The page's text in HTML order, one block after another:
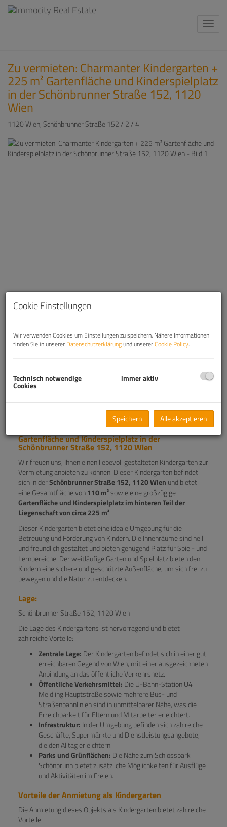
Zu vermieten: Charmanter Kindergarten +
225 m² Gartenfläche und Kinderspielplatz
in der Schönbrunner Straße 152, 1120
Wien
1120 Wien, Schönbrunner Straße 152 / 2 / 4
Zu vermieten: Charmanter Kindergarten + 225 m²
Gartenfläche und Kinderspielplatz in der
Schönbrunner Straße 152, 1120 Wien
Wir freuen uns, Ihnen einen liebevoll gestalteten Kindergarten zur
Vermietung anbieten zu können. Dieser Kindergarten befindet
sich in derSchönbrunner Straße 152, 1120 Wien und bietet
eine Gesamtfläche von110 m²sowie eine großzügige
Gartenfläche und Kinderspielplatz im hinteren Teil der
Liegenschaft von circa 225 m².
Dieser Kindergarten bietet eine ideale Umgebung für die
Betreuung und Förderung von Kindern. Die Innenräume sind hell
und freundlich gestaltet und bieten genügend Platz für Spiel- und
Lernbereiche. Der weitläufige Garten und Spielplatz bieten den
Kindern eine sichere und geschützte Außenfläche, um sich frei zu
bewegen und die Natur zu entdecken.
Lage:
Schönbrunner Straße 152, 1120 Wien
Die Lage des Kindergartens ist hervorragend und bietet
zahlreiche Vorteile:
Zentrale Lage: Der Kindergarten befindet sich in einer gut
erreichbaren Gegend von Wien, mit einer ausgezeichneten
Anbindung an das öffentliche Verkehrsnetz.
Öffentliche Verkehrsmittel: Die U-Bahn-Station U4
Meidling Hauptstraße sowie mehrere Bus- und
Straßenbahnlinien sind in unmittelbarer Nähe, was die
Erreichbarkeit für Eltern und Mitarbeiter erleichtert.
Infrastruktur: In der Umgebung befinden sich zahlreiche
Geschäfte, Supermärkte und Dienstleistungsangebote,
die den Alltag erleichtern.
Parks und Grünflächen: Die Nähe zum Schlosspark
Schönbrunn bietet zusätzliche Möglichkeiten für Ausflüge
und Aktivitäten im Freien.
Vorteile der Anmietung als Kindergarten
Die Anmietung dieses Objekts als Kindergarten bietet zahlreiche
Vorteile:
Cookie Einstellungen
Wir verwenden Cookies um Einstellungen zu speichern. Nähere Informationen
finden Sie in unserer Datenschutzerklärungund unsererCookie Policy.
Technisch notwendige
Cookies
immer aktiv
Speichern Alle akzeptieren